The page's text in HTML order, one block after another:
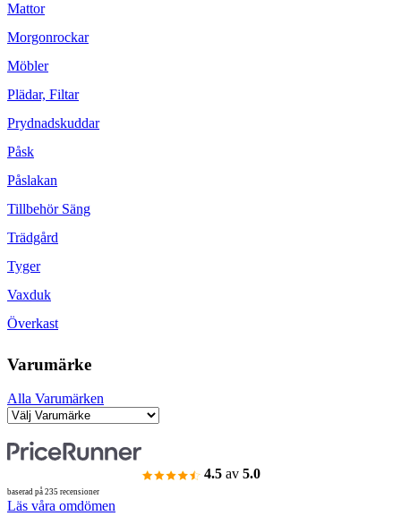
Mattor
Morgonrockar
Möbler
Plädar, Filtar
Prydnadskuddar
Påsk
Påslakan
Tillbehör Säng
Trädgård
Tyger
Vaxduk
Överkast
Varumärke
Alla Varumärken
4.5 av 5.0
baserad på 235 recensioner
Läs våra omdömen